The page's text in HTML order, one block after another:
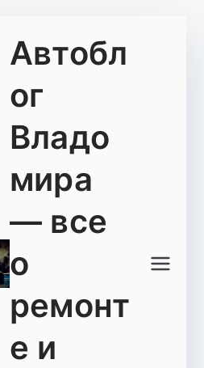
Автобл
ог
Владо
мира
— все
о
ремонт
е и